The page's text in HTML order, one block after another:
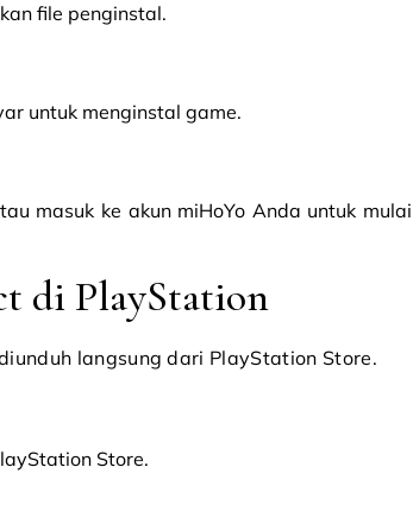
file penginstal.
untuk menginstal game.
masuk ke akun miHoYo Anda untuk mulai
di PlayStation
langsung dari PlayStation Store.
Store.